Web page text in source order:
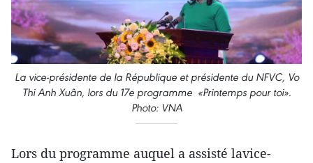
La vice-présidente de la République et présidente du NFVC, Vo
Thi Anh Xuân, lors du 17e programme «Printemps pour toi».
Photo: VNA
Lors du programme auquel a assisté lavice-